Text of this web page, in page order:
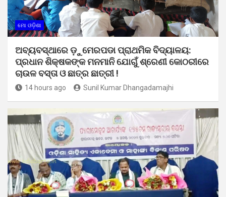
ମୋ ଓଡ଼ିଶା
ଅବ୍ୟବସ୍ଥାରେ ଡ଼ୁମେରପଡା ପ୍ରାଥମିକ ବିଦ୍ୟାଳୟ:
ପ୍ରଧାନ ଶିକ୍ଷକଙ୍କ ମନମାନି ଯୋଗୁଁ ଶ୍ରେଣୀ କୋଠରୀରେ
ଚାଉଳ ବସ୍ତା ଓ ଛାତ୍ର ଛାତ୍ରୀ !
14 hours ago Sunil Kumar Dhangadamajhi